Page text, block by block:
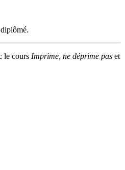
le cours Imprime, ne déprime pas et